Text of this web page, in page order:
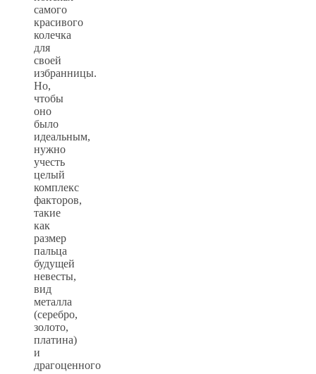
самого
красивого
колечка
для
своей
избранницы.
Но,
чтобы
оно
было
идеальным,
нужно
учесть
целый
комплекс
факторов,
такие
как
размер
пальца
будущей
невесты,
вид
металла
(серебро,
золото,
платина)
и
драгоценного